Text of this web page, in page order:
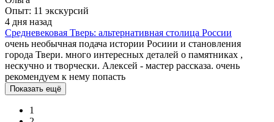
Опыт: 11 экскурсий
4 дня назад
Средневековая Тверь: альтернативная столица России
очень необычная подача истории Росиии и становления
города Твери. много интересных деталей о памятниках ,
нескучно и творчески. Алексей - мастер рассказа. очень
рекомендуем к нему попасть
Показать ещё
1